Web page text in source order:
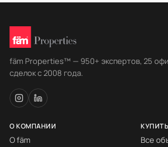
fäm Properties™ — 950+ экспертов, 25
сделок с 2008 года.
О КОМПАНИИ
О fäm
КУПИТЬ
Все